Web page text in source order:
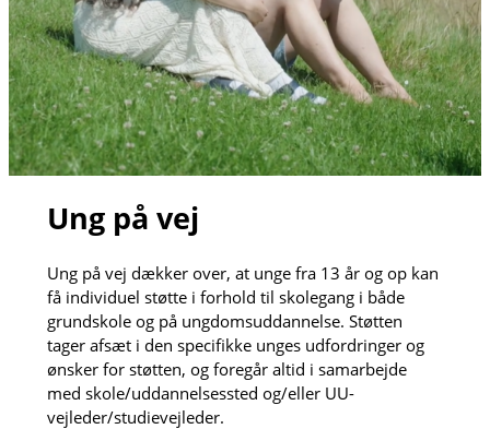
Ung på vej
Ung på vej dækker over, at unge fra 13 år og op kan
få individuel støtte i forhold til skolegang i både
grundskole og på ungdomsuddannelse. Støtten
tager afsæt i den specifikke unges udfordringer og
ønsker for støtten, og foregår altid i samarbejde
med skole/uddannelsessted og/eller UU-
vejleder/studievejleder.